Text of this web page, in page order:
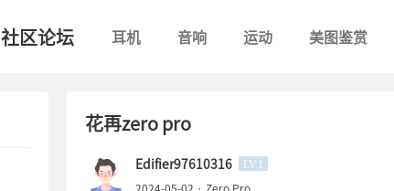
社区论坛 耳机 音响 运动 美图鉴赏
花再zero pro
Edifier97610316 LV.1